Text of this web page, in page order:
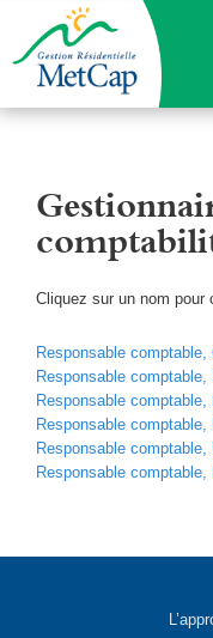
Cliquez sur un nom pour
Responsable
Responsable
Responsable
Responsable
Responsable
Responsable